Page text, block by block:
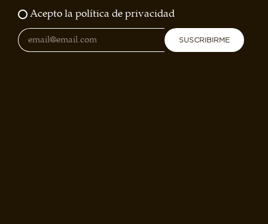
Acepto la política de privacidad
SUSCRIBIRME